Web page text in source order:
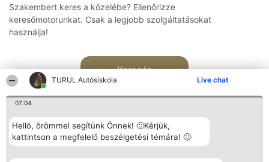
TURUL Autósiskola Live chat
07:04
Helló, örömmel segítünk Önnek! 🙂Kérjük,
kattintson a megfelelő beszélgetési témára! 🙂
Szakembert keres a közelébe? Ellenőrizze
keresőmotorunkat. Csak a legjobb szolgáltatásokat
használja!
Keresés
Rangsorszervező Népszavazás Elérhetőség